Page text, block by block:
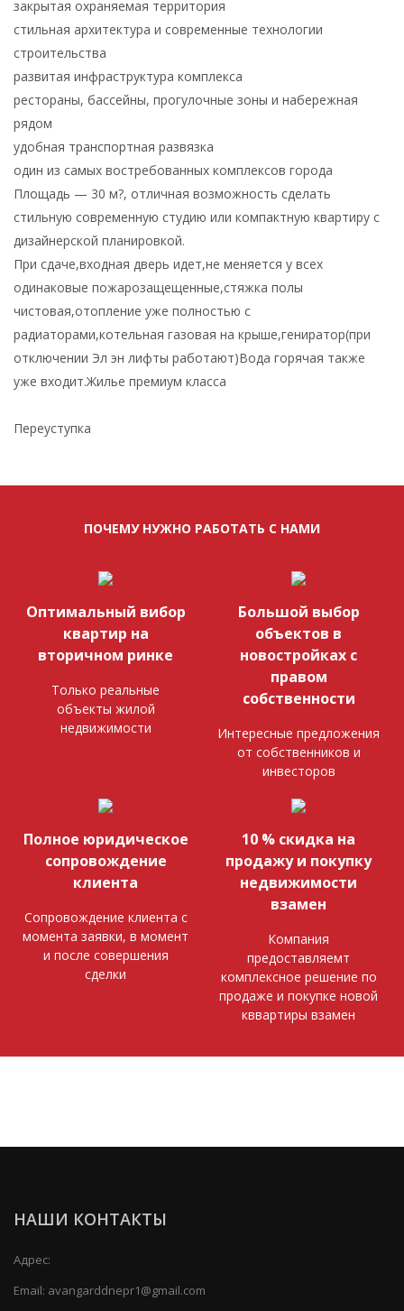
закрытая охраняемая территория
стильная архитектура и современные технологии
строительства
развитая инфраструктура комплекса
рестораны, бассейны, прогулочные зоны и набережная
рядом
удобная транспортная развязка
один из самых востребованных комплексов города
Площадь — 30 м?, отличная возможность сделать
стильную современную студию или компактную квартиру с
дизайнерской планировкой.
При сдаче,входная дверь идет,не меняется у всех
одинаковые пожарозащещенные,стяжка полы
чистовая,отопление уже полностью с
радиаторами,котельная газовая на крыше,гениратор(при
отключении Эл эн лифты работают)Вода горячая также
уже входит.Жилье премиум класса
Переуступка
ПОЧЕМУ НУЖНО РАБОТАТЬ С НАМИ
Оптимальный вибор
квартир на
вторичном ринке
Только реальные
объекты жилой
недвижимости
Большой выбор
объектов в
новостройках с
правом
собственности
Интересные предложения
от собственников и
инвесторов
Полное юридическое
сопровождение
клиента
Сопровождение клиента с
момента заявки, в момент
и после совершения
сделки
10 % скидка на
продажу и покупку
недвижимости
взамен
Компания
предоставляемт
комплексное решение по
продаже и покупке новой
кввартиры взамен
НАШИ КОНТАКТЫ
Адрес:
Email: avangarddnepr1@gmail.com